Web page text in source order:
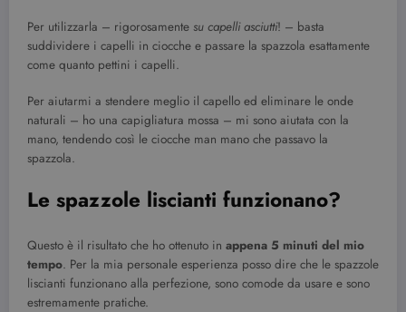
Per utilizzarla – rigorosamente su capelli asciutti! – basta
suddividere i capelli in ciocche e passare la spazzola esattamente
come quanto pettini i capelli.
Per aiutarmi a stendere meglio il capello ed eliminare le onde
naturali – ho una capigliatura mossa – mi sono aiutata con la
mano, tendendo così le ciocche man mano che passavo la
spazzola.
Le spazzole liscianti funzionano?
Questo è il risultato che ho ottenuto in appena 5 minuti del mio
tempo. Per la mia personale esperienza posso dire che le spazzole
liscianti funzionano alla perfezione, sono comode da usare e sono
estremamente pratiche.